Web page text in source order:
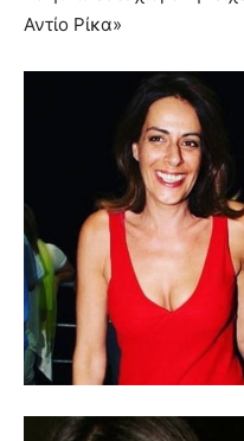
Αντίο Ρίκα»